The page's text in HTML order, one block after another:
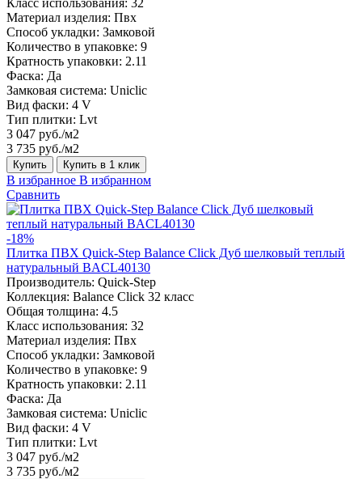
Материал изделия: Пвх
Способ укладки: Замковой
Количество в упаковке: 9
Кратность упаковки: 2.11
Фаска: Да
Замковая система: Uniclic
Вид фаски: 4 V
Тип плитки: Lvt
3 047 руб./м2
3 735 руб./м2
Купить Купить в 1 клик
В избранное В избранном
Сравнить
-18%
Плитка ПВХ Quick-Step Balance Click Дуб шелковый теплый
натуральный BACL40130
Производитель: Quick-Step
Коллекция: Balance Click 32 класс
Общая толщина: 4.5
Класс использования: 32
Материал изделия: Пвх
Способ укладки: Замковой
Количество в упаковке: 9
Кратность упаковки: 2.11
Фаска: Да
Замковая система: Uniclic
Вид фаски: 4 V
Тип плитки: Lvt
3 047 руб./м2
3 735 руб./м2